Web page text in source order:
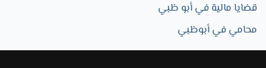
قضايا مالية في أبو ظبي
محامي في أبوظبي